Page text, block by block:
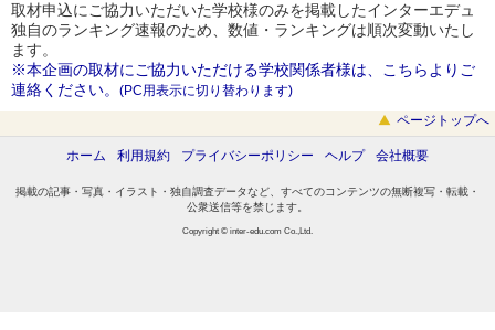
取材申込にご協力いただいた学校様のみを掲載したインターエデュ
独自のランキング速報のため、数値・ランキングは順次変動いたし
ます。
※本企画の取材にご協力いただける学校関係者様は、こちらよりご
連絡ください。 (PC用表示に切り替わります)
ページトップへ
ホーム 利用規約 プライバシーポリシー ヘルプ 会社概要
掲載の記事・写真・イラスト・独自調査データなど、すべてのコンテンツの無断複写・転載・
公衆送信等を禁じます。
Copyright © inter-edu.com Co.,Ltd.